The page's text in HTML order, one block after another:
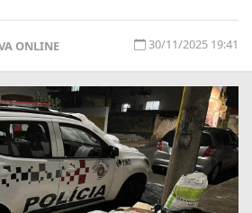
ONLINE 30/11/2025 19:41